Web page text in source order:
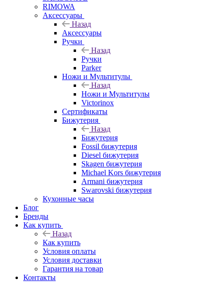
RIMOWA
Аксессуары
Назад
Аксессуары
Ручки
Назад
Ручки
Parker
Ножи и Мультитулы
Назад
Ножи и Мультитулы
Victorinox
Сертификаты
Бижутерия
Назад
Бижутерия
Fossil бижутерия
Diesel бижутерия
Skagen бижутерия
Michael Kors бижутерия
Armani бижутерия
Swarovski бижутерия
Кухонные часы
Блог
Бренды
Как купить
Назад
Как купить
Условия оплаты
Условия доставки
Гарантия на товар
Контакты